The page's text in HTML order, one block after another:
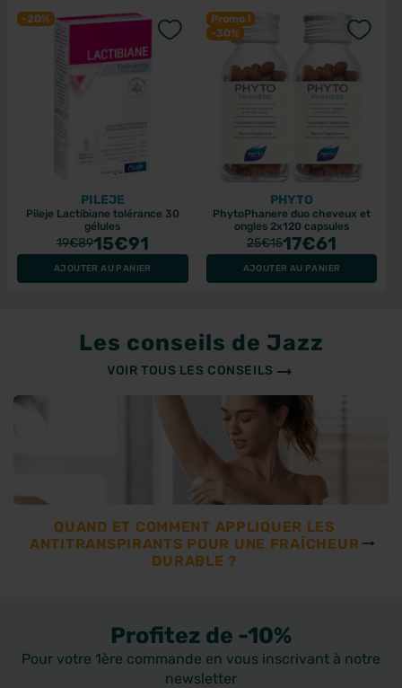
-20%
PILEJE
Pileje Lactibiane tolérance 30
gélules
19€8915€91
AJOUTER AU PANIER
Promo !
-30%
PHYTO
PhytoPhanere duo cheveux et
ongles 2x120 capsules
25€1517€61
AJOUTER AU PANIER
Les conseils de Jazz
VOIR TOUS LES CONSEILS
QUAND ET COMMENT APPLIQUER LES
ANTITRANSPIRANTS POUR UNE FRAÎCHEUR
DURABLE ?
Profitez de -10%
Pour votre 1ère commande en vous inscrivant à notre
newsletter